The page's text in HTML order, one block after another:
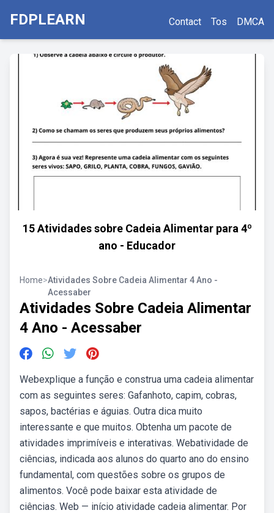
FDPLEARN Contact Tos DMCA
15 Atividades sobre Cadeia Alimentar para 4º
ano - Educador
Home>Atividades Sobre Cadeia Alimentar 4 Ano -
Acessaber
Atividades Sobre Cadeia Alimentar
4 Ano - Acessaber
Webexplique a função e construa uma cadeia alimentar
com as seguintes seres: Gafanhoto, capim, cobras,
sapos, bactérias e águias. Outra dica muito
interessante e que muitos. Obtenha um pacote de
atividades imprimíveis e interativas. Webatividade de
ciências, indicada aos alunos do quarto ano do ensino
fundamental, com questões sobre os grupos de
alimentos. Você pode baixar esta atividade de
ciências. Web — início atividade cadeia alimentar. Por